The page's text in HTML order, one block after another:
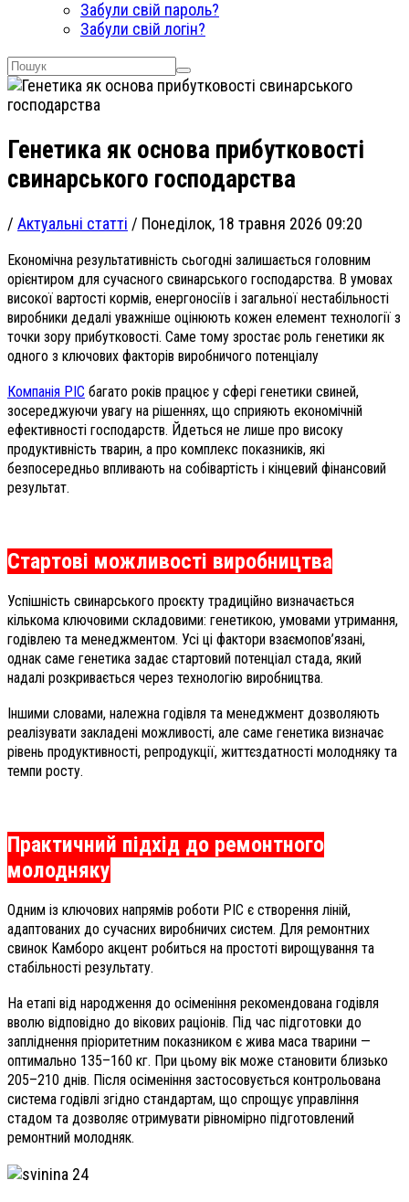
Забули свій пароль?
Забули свій логін?
Генетика як основа прибутковості
свинарського господарства
/ Актуальні статті / Понеділок, 18 травня 2026 09:20
Економічна результативність сьогодні залишається головним
орієнтиром для сучасного свинарського господарства. В умовах
високої вартості кормів, енергоносіїв і загальної нестабільності
виробники дедалі уважніше оцінюють кожен елемент технології з
точки зору прибутковості. Саме тому зростає роль генетики як
одного з ключових факторів виробничого потенціалу
Компанія РІС багато років працює у сфері генетики свиней,
зосереджуючи увагу на рішеннях, що сприяють економічній
ефективності господарств. Йдеться не лише про високу
продуктивність тварин, а про комплекс показників, які
безпосередньо впливають на собівартість і кінцевий фінансовий
результат.
Стартові можливості виробництва
Успішність свинарського проєкту традиційно визначається
кількома ключовими складовими: генетикою, умовами утримання,
годівлею та менеджментом. Усі ці фактори взаємопов’язані,
однак саме генетика задає стартовий потенціал стада, який
надалі розкривається через технологію виробництва.
Іншими словами, належна годівля та менеджмент дозволяють
реалізувати закладені можливості, але саме генетика визначає
рівень продуктивності, репродукції, життєздатності молодняку та
темпи росту.
Практичний підхід до ремонтного
молодняку
Одним із ключових напрямів роботи РІС є створення ліній,
адаптованих до сучасних виробничих систем. Для ремонтних
свинок Камборо акцент робиться на простоті вирощування та
стабільності результату.
На етапі від народження до осіменіння рекомендована годівля
вволю відповідно до вікових раціонів. Під час підготовки до
запліднення пріоритетним показником є жива маса тварини —
оптимально 135–160 кг. При цьому вік може становити близько
205–210 днів. Після осіменіння застосовується контрольована
система годівлі згідно стандартам, що спрощує управління
стадом та дозволяє отримувати рівномірно підготовлений
ремонтний молодняк.